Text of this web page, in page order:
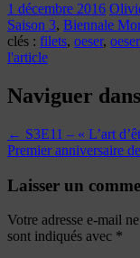
1 décembre 2016
Saison 3, Biennale
clés : filets, oeser,
l'article
Naviguer
← S3E11 – « L’art
Premier anniversaire
Laisser un
Votre adresse e-mail
sont indiqués avec *